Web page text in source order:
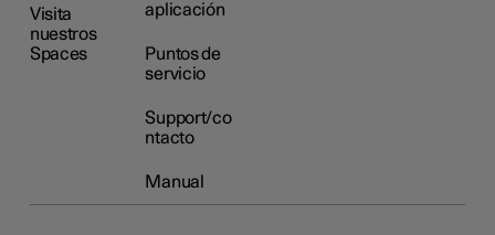
Visita
nuestros
Spaces
aplicación
Puntos de
servicio
Support/co
ntacto
Manual